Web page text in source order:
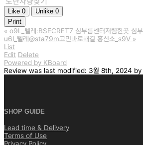
Like 0 Unlike 0
Print
« o9L_텔레:BSECRET7 심부름센터저렴한곳 심
u6I_텔레@sta79m고민바로해결 흥신소_s9V »
List
Edit Delete
Powered by KBoard
Review was last modified: 3월 8th, 2024 by
SHOP GUIDE
Lead time & Delivery
Terms of Use